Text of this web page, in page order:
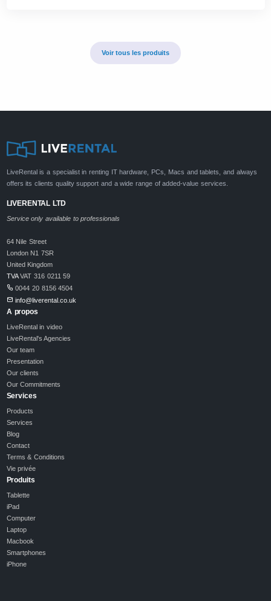
Voir tous les produits
LiveRental is a specialist in renting IT hardware, PCs, Macs and tablets, and always
offers its clients quality support and a wide range of added-value services.
LIVERENTAL LTD
Service only available to professionals
64 Nile Street
London N1 7SR
United Kingdom
TVAVAT 316 0211 59
0044 20 8156 4504
info@liverental.co.uk
A propos
LiveRental in video
LiveRental's Agencies
Our team
Presentation
Our clients
Our Commitments
Services
Products
Services
Blog
Contact
Terms & Conditions
Vie privée
Produits
Tablette
iPad
Computer
Laptop
Macbook
Smartphones
iPhone